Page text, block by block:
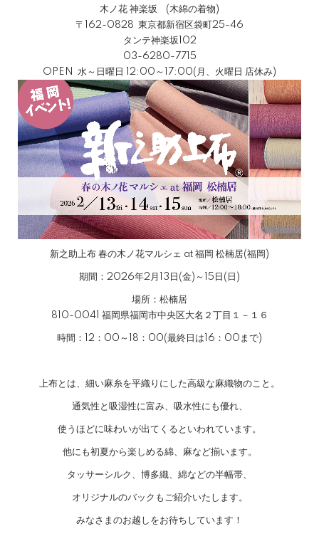
木ノ花 神楽坂 (木綿の着物)
〒162-0828 東京都新宿区袋町25-46
タンテ神楽坂102
03-6280-7715
OPEN 水～日曜日 12:00～17:00(月、火曜日 店休み)
新之助上布 春の木ノ花マルシェ at 福岡 松楠居(福岡)
期間：2026年2月13日(金)～15日(日)
場所：松楠居
810-0041 福岡県福岡市中央区大名２丁目１－１６
時間：12：00～18：00(最終日は16：00まで)
上布とは、細い麻糸を平織りにした高級な麻織物のこと。
通気性と吸湿性に富み、吸水性にも優れ、
使うほどに味わいが出てくるといわれています。
他にも初夏から楽しめる綿、麻など揃います。
タッサーシルク、博多織、綿などの半幅帯、
オリジナルのバックもご紹介いたします。
みなさまのお越しをお待ちしています！